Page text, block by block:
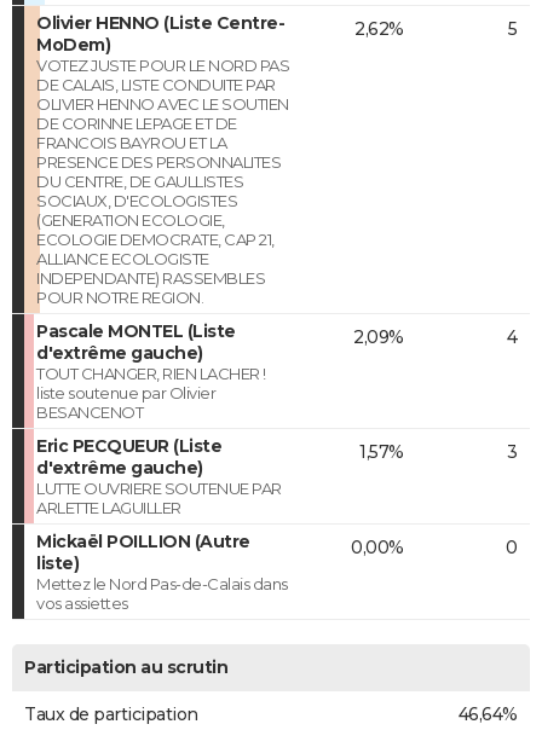
Olivier HENNO (Liste Centre-
MoDem)
VOTEZ JUSTE POUR LE NORD PAS
DE CALAIS, LISTE CONDUITE PAR
OLIVIER HENNO AVEC LE SOUTIEN
DE CORINNE LEPAGE ET DE
FRANCOIS BAYROU ET LA
PRESENCE DES PERSONNALITES
DU CENTRE, DE GAULLISTES
SOCIAUX, D'ECOLOGISTES
(GENERATION ECOLOGIE,
ECOLOGIE DEMOCRATE, CAP 21,
ALLIANCE ECOLOGISTE
INDEPENDANTE) RASSEMBLES
POUR NOTRE REGION.
2,62% 5
Pascale MONTEL (Liste
d'extrême gauche)
TOUT CHANGER, RIEN LACHER !
liste soutenue par Olivier
BESANCENOT
2,09% 4
Eric PECQUEUR (Liste
d'extrême gauche)
LUTTE OUVRIERE SOUTENUE PAR
ARLETTE LAGUILLER
1,57% 3
Mickaël POILLION (Autre
liste)
Mettez le Nord Pas-de-Calais dans
vos assiettes
0,00% 0
Participation au scrutin
Taux de participation 46,64%